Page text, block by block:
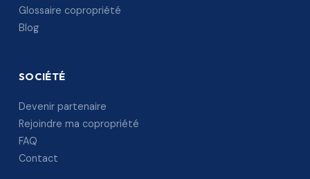
Glossaire copropriété
Blog
SOCIÉTÉ
Devenir partenaire
Rejoindre ma copropriété
FAQ
Contact